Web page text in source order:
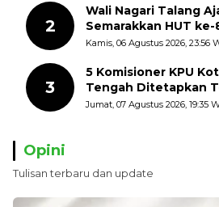
2
Wali Nagari Talang
Semarakkan HUT ke-
dengan Mengibarkan
Kamis, 06 Agustus 2026, 23:56
3
5 Komisioner KPU
Tengah Ditetapkan
Kerugian Negara
Jumat, 07 Agustus 2026, 19:35
Opini
Tulisan terbaru dan update